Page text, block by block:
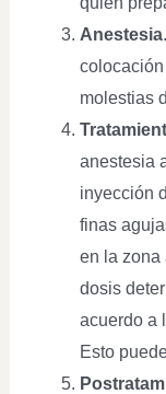
Anestesia
molestias
anestesia
inyección
finas
en la zona
dosis
acuerdo a
Esto